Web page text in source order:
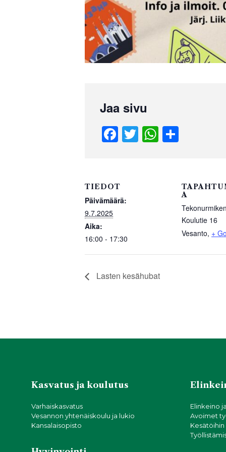
Jaa sivu
F
e
b
o
k
T W
e
TIEDOT
Päivämäärä:
9.7.2025
Aika:
16:00 - 17:30
A
Koulutie 16
Vesanto, +
Lasten kesähubat
Kasvatus ja koulutus
Varhaiskasvatus
Vesannon yhtenäiskoulu ja lukio
Kansalaisopisto
Elinkeino
Avoimet
Kesätöihin